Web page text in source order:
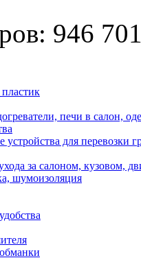
946
печи в салон,
для перевозки
за салоном, кузовом,
шумоизоляция